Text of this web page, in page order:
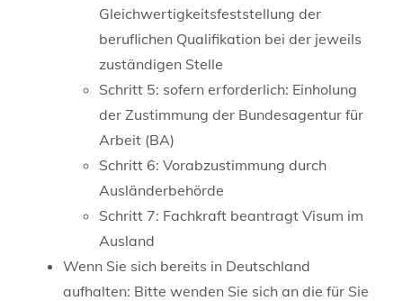
Gleichwertigkeitsfeststellung der
beruflichen Qualifikation bei der jeweils
zuständigen Stelle
Schritt 5: sofern erforderlich: Einholung
der Zustimmung der Bundesagentur für
Arbeit (BA)
Schritt 6: Vorabzustimmung durch
Ausländerbehörde
Schritt 7: Fachkraft beantragt Visum im
Ausland
Wenn Sie sich bereits in Deutschland
aufhalten: Bitte wenden Sie sich an die für Sie